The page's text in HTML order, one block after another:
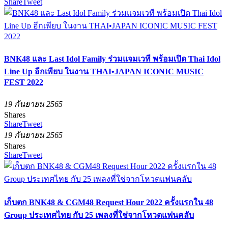
ShareTweet
BNK48 และ Last Idol Family ร่วมแจมเวที พร้อมเปิด Thai Idol
Line Up อีกเพียบ ในงาน THAI•JAPAN ICONIC MUSIC
FEST 2022
19 กันยายน 2565
Shares
ShareTweet
19 กันยายน 2565
Shares
ShareTweet
เก็บตก BNK48 & CGM48 Request Hour 2022 ครั้งแรกใน 48
Group ประเทศไทย กับ 25 เพลงที่ใช่จากโหวตแฟนคลับ